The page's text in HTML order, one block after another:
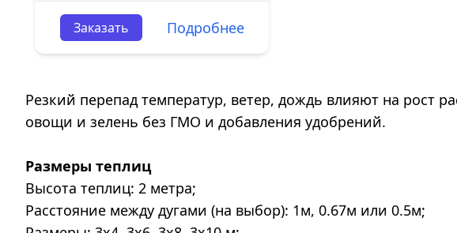
Заказать Подробнее
Резкий перепад температур, ветер, дождь влияют на
овощи и зелень без ГМО и добавления удобрений.
Размеры теплиц
Высота теплиц: 2 метра;
Расстояние между дугами (на выбор): 1м, 0.67м или 0.5м;